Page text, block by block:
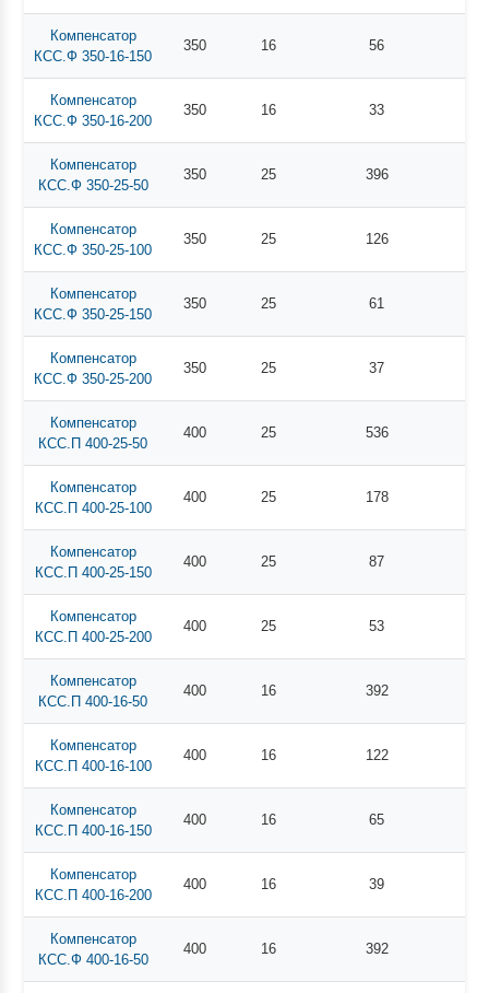
Компенсатор
КСС.Ф 350-16-150
350 16 56
Компенсатор
КСС.Ф 350-16-200
350 16 33
Компенсатор
КСС.Ф 350-25-50
350 25 396
Компенсатор
КСС.Ф 350-25-100
350 25 126
Компенсатор
КСС.Ф 350-25-150
350 25 61
Компенсатор
КСС.Ф 350-25-200
350 25 37
Компенсатор
КСС.П 400-25-50
400 25 536
Компенсатор
КСС.П 400-25-100
400 25 178
Компенсатор
КСС.П 400-25-150
400 25 87
Компенсатор
КСС.П 400-25-200
400 25 53
Компенсатор
КСС.П 400-16-50
400 16 392
Компенсатор
КСС.П 400-16-100
400 16 122
Компенсатор
КСС.П 400-16-150
400 16 65
Компенсатор
КСС.П 400-16-200
400 16 39
Компенсатор
КСС.Ф 400-16-50
400 16 392